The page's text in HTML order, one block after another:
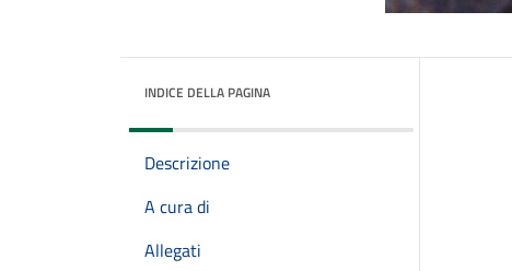
INDICE DELLA PAGINA
Descrizione
A cura di
Allegati